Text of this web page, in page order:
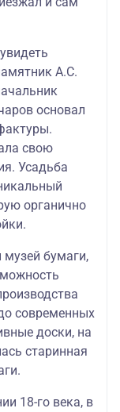
А.С.
основал
свою
Усадьба
органично
бумаги,
современных
доски, на
старинная
18-го века, в